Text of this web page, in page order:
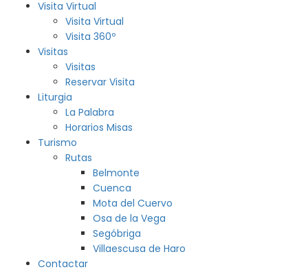
Visita Virtual
Visita Virtual
Visita 360º
Visitas
Visitas
Reservar Visita
Liturgia
La Palabra
Horarios Misas
Turismo
Rutas
Belmonte
Cuenca
Mota del Cuervo
Osa de la Vega
Segóbriga
Villaescusa de Haro
Contactar